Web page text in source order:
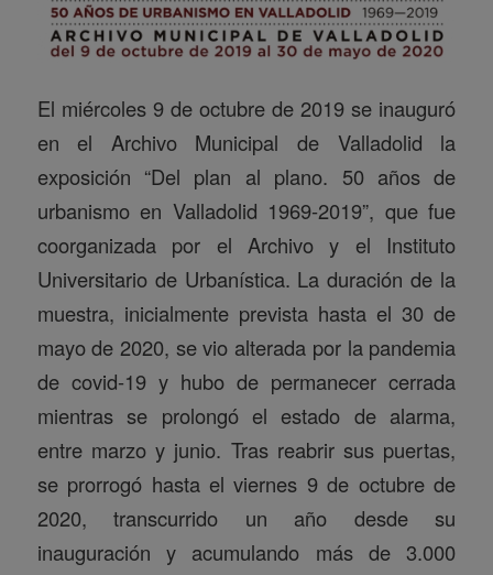
El miércoles 9 de octubre de 2019 se inauguró
en el Archivo Municipal de Valladolid la
exposición “Del plan al plano. 50 años de
urbanismo en Valladolid 1969-2019”, que fue
coorganizada por el Archivo y el Instituto
Universitario de Urbanística. La duración de la
muestra, inicialmente prevista hasta el 30 de
mayo de 2020, se vio alterada por la pandemia
de covid-19 y hubo de permanecer cerrada
mientras se prolongó el estado de alarma,
entre marzo y junio. Tras reabrir sus puertas,
se prorrogó hasta el viernes 9 de octubre de
2020, transcurrido un año desde su
inauguración y acumulando más de 3.000